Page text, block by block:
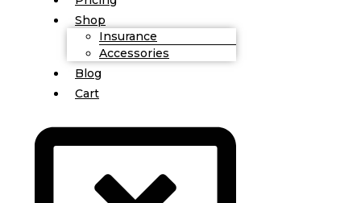
Shop
Insurance
Accessories
Blog
Cart